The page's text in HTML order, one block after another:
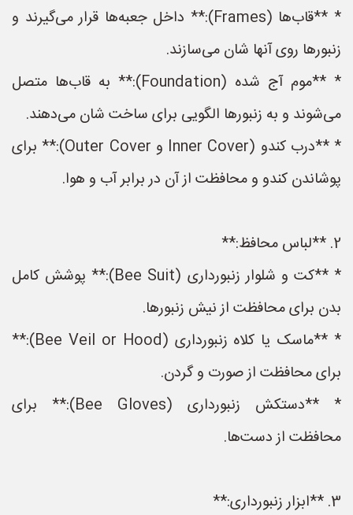
* **قاب‌ها (Frames):** داخل جعبه‌ها قرار می‌گیرند و
زنبورها روی آنها شان می‌سازند.
* **موم آج شده (Foundation):** به قاب‌ها متصل
می‌شوند و به زنبورها الگویی برای ساخت شان می‌دهند.
* **درب کندو (Inner Cover و Outer Cover):** برای
پوشاندن کندو و محافظت از آن در برابر آب و هوا.
2. **لباس محافظ:**
* **کت و شلوار زنبورداری (Bee Suit):** پوشش کامل
بدن برای محافظت از نیش زنبورها.
* **ماسک یا کلاه زنبورداری (Bee Veil or Hood):**
برای محافظت از صورت و گردن.
* **دستکش زنبورداری (Bee Gloves):** برای
محافظت از دست‌ها.
3. **ابزار زنبورداری:**